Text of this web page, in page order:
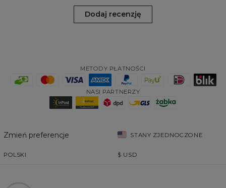
Dodaj recenzję
METODY PŁATNOŚCI
NASI PARTNERZY
Zmień preferencje STANY ZJEDNOCZONE
POLSKI $ USD